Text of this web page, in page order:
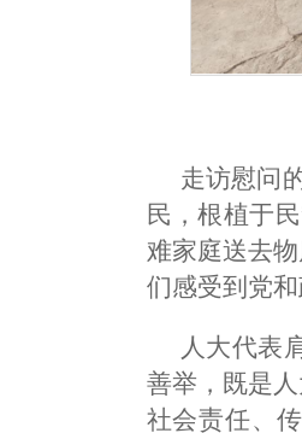
走访慰问
民，根植于
难家庭送去
们感受到党
人大代表
善举，既是
社会责任、